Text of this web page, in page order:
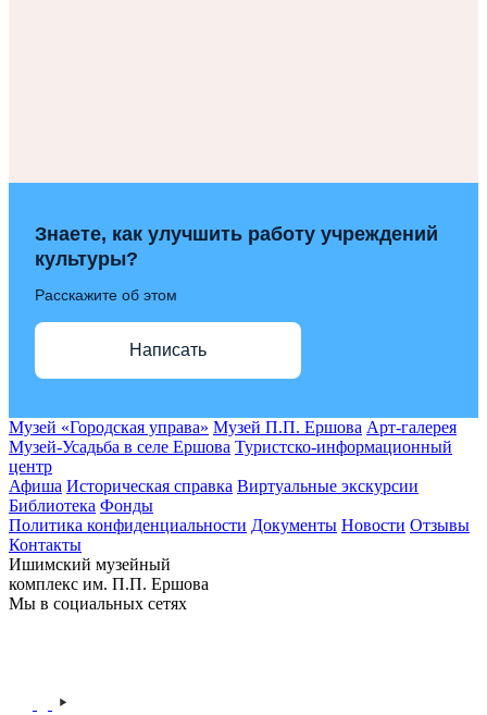
Знаете, как улучшить работу учреждений
культуры?
Расскажите об этом
Написать
Музей «Городская управа» Музей П.П. Ершова Арт-галерея
Музей-Усадьба в селе Ершова Туристско-информационный
центр
Афиша Историческая справка Виртуальные экскурсии
Библиотека Фонды
Политика конфиденциальности Документы Новости Отзывы
Контакты
Ишимский музейный
комплекс им. П.П. Ершова
Мы в социальных сетях